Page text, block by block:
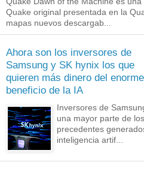
Quake original presentada en la
mapas nuevos descargab...
Ahora son los inversores de
Samsung y SK hynix los que
quieren más dinero del enorme
beneficio de la IA
Inversores de
una mayor parte de
precedentes
inteligencia artif...